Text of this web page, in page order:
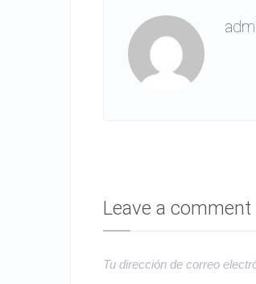
Leave a comment
Tu dirección de correo